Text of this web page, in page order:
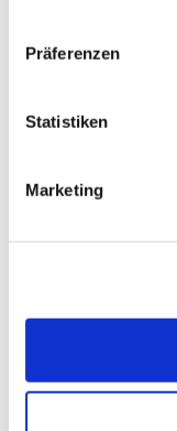
Präferenzen
Statistiken
Marketing